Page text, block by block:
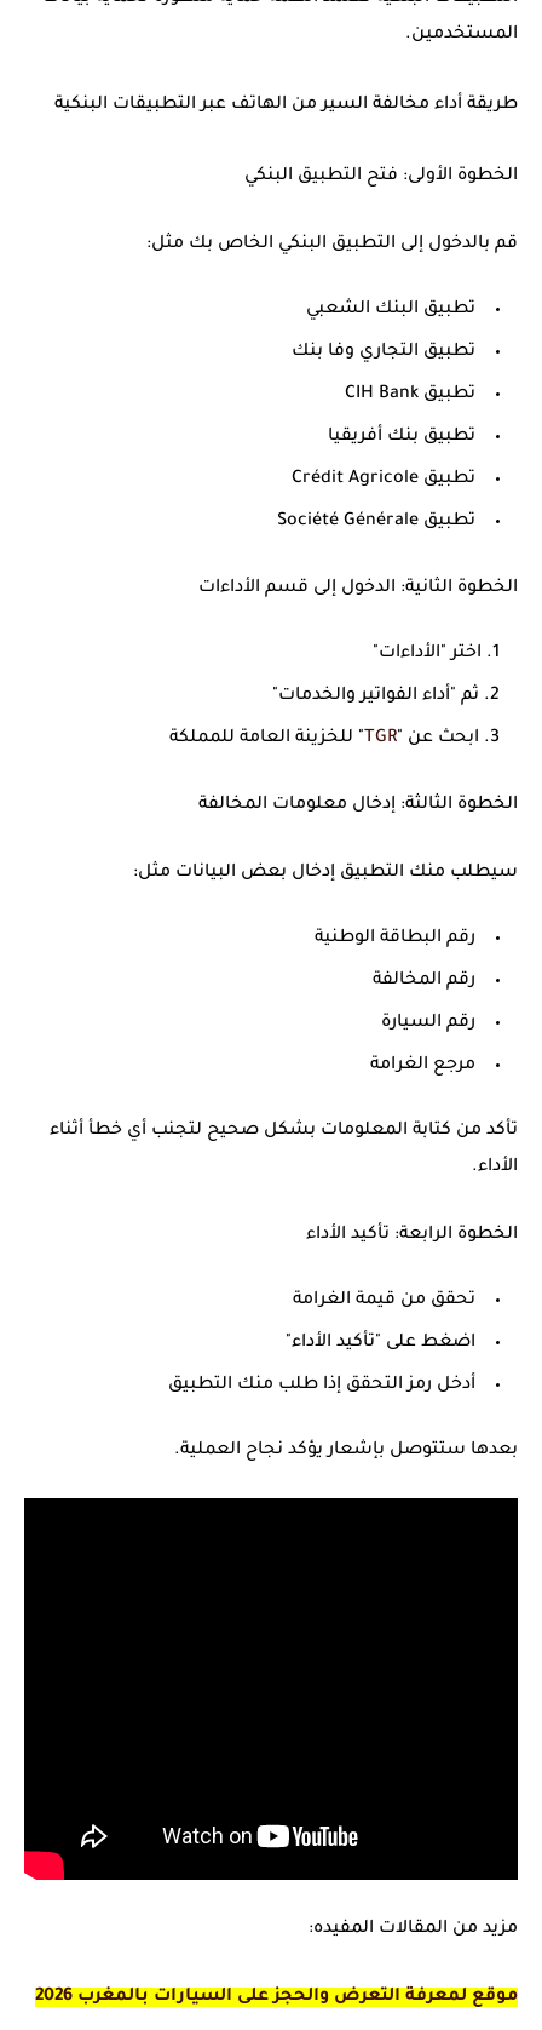
المستخدمين.
طريقة أداء مخالفة السير من الهاتف عبر التطبيقات البنكية
الخطوة الأولى: فتح التطبيق البنكي
قم بالدخول إلى التطبيق البنكي الخاص بك مثل:
تطبيق البنك الشعبي
تطبيق التجاري وفا بنك
تطبيق CIH Bank
تطبيق بنك أفريقيا
تطبيق Crédit Agricole
تطبيق Société Générale
الخطوة الثانية: الدخول إلى قسم الأداءات
اختر "الأداءات"
ثم "أداء الفواتير والخدمات"
ابحث عن "TGR " للخزينة العامة للمملكة
الخطوة الثالثة: إدخال معلومات المخالفة
سيطلب منك التطبيق إدخال بعض البيانات مثل:
رقم البطاقة الوطنية
رقم المخالفة
رقم السيارة
مرجع الغرامة
تأكد من كتابة المعلومات بشكل صحيح لتجنب أي خطأ أثناء
الأداء.
الخطوة الرابعة: تأكيد الأداء
تحقق من قيمة الغرامة
اضغط على "تأكيد الأداء"
أدخل رمز التحقق إذا طلب منك التطبيق
بعدها ستتوصل بإشعار يؤكد نجاح العملية.
مزيد من المقالات المفيده:
موقع لمعرفة التعرض والحجز على السيارات بالمغرب 2026